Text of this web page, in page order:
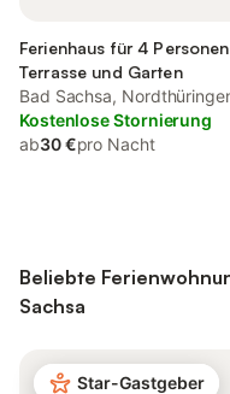
Ferienhaus für 4
Terrasse und Garten
Bad Sachsa,
(Deutschland)
Kostenlose Stornierung
ab30 €pro Nacht
Beliebte
Sachsa
Star-Gastgeber